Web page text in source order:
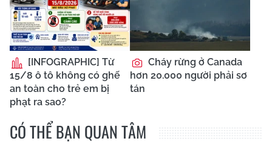
[INFOGRAPHIC] Từ
15/8 ô tô không có ghế
an toàn cho trẻ em bị
phạt ra sao?
Cháy rừng ở Canada
hơn 20.000 người phải sơ
tán
CÓ THỂ BẠN QUAN TÂM